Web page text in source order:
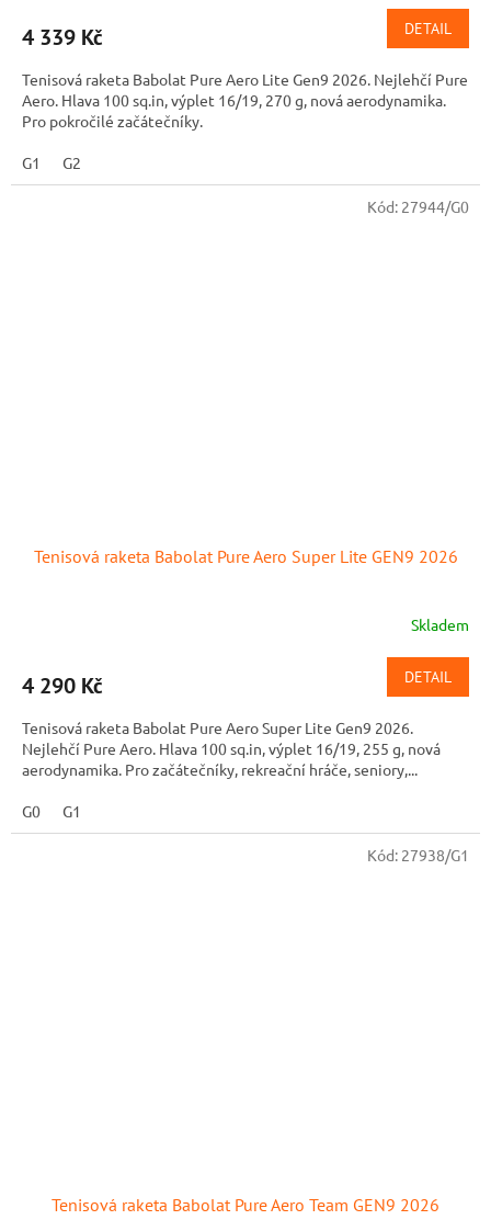
4 339 Kč DETAIL
Tenisová raketa Babolat Pure Aero Lite Gen9 2026. Nejlehčí Pure
Aero. Hlava 100 sq.in, výplet 16/19, 270 g, nová aerodynamika.
Pro pokročilé začátečníky.
G1 G2
Tenisová raketa Babolat Pure Aero Super Lite GEN9 2026
Skladem
4 290 Kč DETAIL
Tenisová raketa Babolat Pure Aero Super Lite Gen9 2026.
Nejlehčí Pure Aero. Hlava 100 sq.in, výplet 16/19, 255 g, nová
aerodynamika. Pro začátečníky, rekreační hráče, seniory,...
G0 G1
Kód: 27944/G0
Tenisová raketa Babolat Pure Aero Team GEN9 2026
Kód: 27938/G1